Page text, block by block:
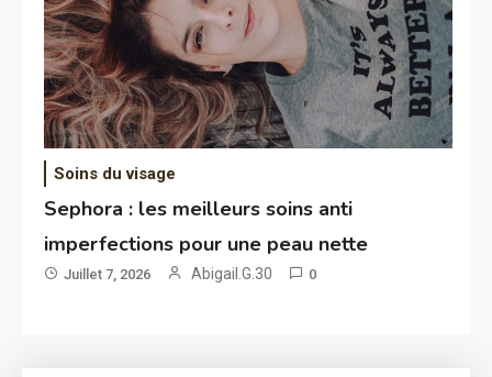
Soins du visage
Sephora : les meilleurs soins anti
imperfections pour une peau nette
Juillet 7, 2026 Abigail.G.30 0